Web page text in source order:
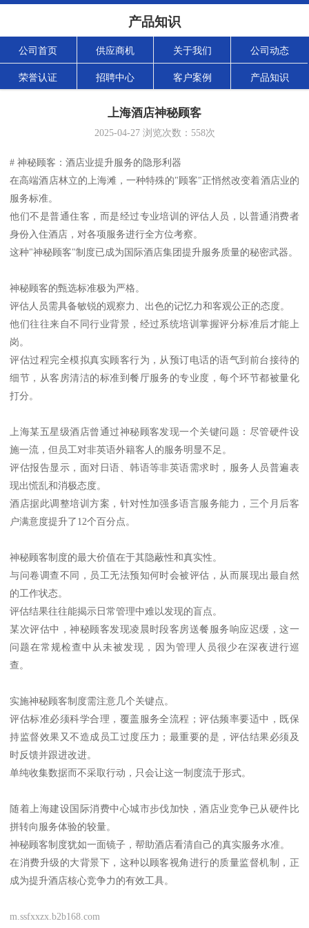
产品知识
公司首页 供应商机 关于我们 公司动态
荣誉认证 招聘中心 客户案例 产品知识
上海酒店神秘顾客
2025-04-27浏览次数： 558次
# 神秘顾客：酒店业提升服务的隐形利器
在高端酒店林立的上海滩，一种特殊的"顾客"正悄然改变着酒店业的
服务标准。
他们不是普通住客，而是经过专业培训的评估人员，以普通消费者
身份入住酒店，对各项服务进行全方位考察。
这种"神秘顾客"制度已成为国际酒店集团提升服务质量的秘密武器。
神秘顾客的甄选标准极为严格。
评估人员需具备敏锐的观察力、出色的记忆力和客观公正的态度。
他们往往来自不同行业背景，经过系统培训掌握评分标准后才能上
岗。
评估过程完全模拟真实顾客行为，从预订电话的语气到前台接待的
细节，从客房清洁的标准到餐厅服务的专业度，每个环节都被量化
打分。
上海某五星级酒店曾通过神秘顾客发现一个关键问题：尽管硬件设
施一流，但员工对非英语外籍客人的服务明显不足。
评估报告显示，面对日语、韩语等非英语需求时，服务人员普遍表
现出慌乱和消极态度。
酒店据此调整培训方案，针对性加强多语言服务能力，三个月后客
户满意度提升了12个百分点。
神秘顾客制度的最大价值在于其隐蔽性和真实性。
与问卷调查不同，员工无法预知何时会被评估，从而展现出最自然
的工作状态。
评估结果往往能揭示日常管理中难以发现的盲点。
某次评估中，神秘顾客发现凌晨时段客房送餐服务响应迟缓，这一
问题在常规检查中从未被发现，因为管理人员很少在深夜进行巡
查。
实施神秘顾客制度需注意几个关键点。
评估标准必须科学合理，覆盖服务全流程；评估频率要适中，既保
持监督效果又不造成员工过度压力；最重要的是，评估结果必须及
时反馈并跟进改进。
单纯收集数据而不采取行动，只会让这一制度流于形式。
随着上海建设国际消费中心城市步伐加快，酒店业竞争已从硬件比
拼转向服务体验的较量。
神秘顾客制度犹如一面镜子，帮助酒店看清自己的真实服务水准。
在消费升级的大背景下，这种以顾客视角进行的质量监督机制，正
成为提升酒店核心竞争力的有效工具。
m.ssfxxzx.b2b168.com